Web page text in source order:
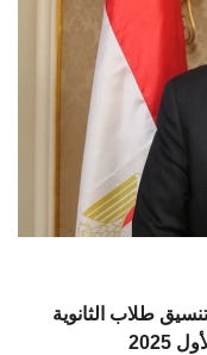
هيئة التدريس
الدراسات العليا
طلاب الثانوية